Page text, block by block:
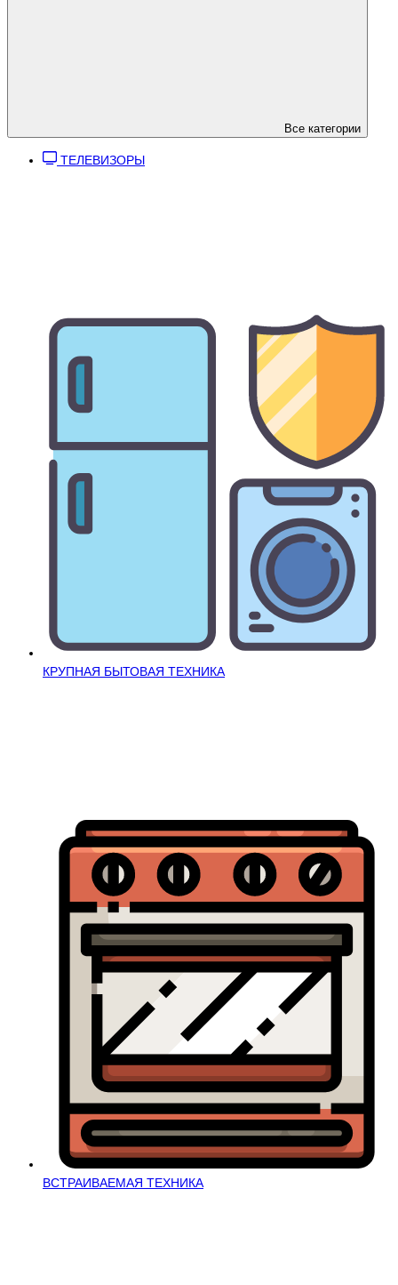
Все категории
ТЕЛЕВИЗОРЫ
КРУПНАЯ БЫТОВАЯ ТЕХНИКА
ВСТРАИВАЕМАЯ ТЕХНИКА